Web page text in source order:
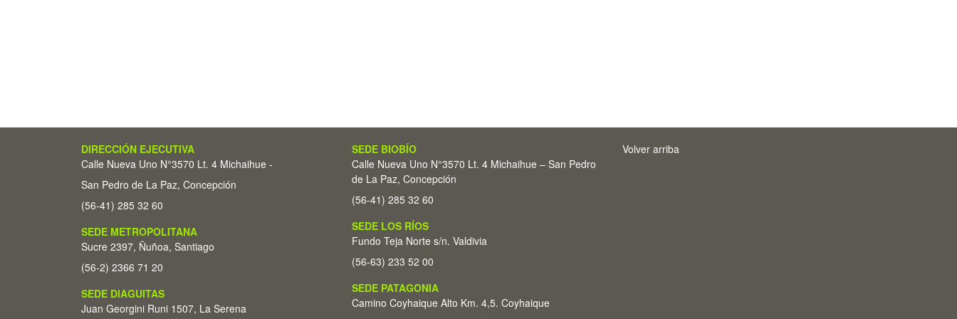
DIRECCIÓN EJECUTIVA
Calle Nueva Uno N°3570 Lt. 4 Michaihue -
San Pedro de La Paz, Concepción
(56-41) 285 32 60
SEDE METROPOLITANA
Sucre 2397, Ñuñoa, Santiago
(56-2) 2366 71 20
SEDE DIAGUITAS
Juan Georgini Runi 1507, La Serena
SEDE BIOBÍO
Calle Nueva Uno N°3570 Lt. 4 Michaihue – San Pedro
de La Paz, Concepción
(56-41) 285 32 60
SEDE LOS RÍOS
Fundo Teja Norte s/n. Valdivia
(56-63) 233 52 00
SEDE PATAGONIA
Camino Coyhaique Alto Km. 4,5. Coyhaique
Volver arriba